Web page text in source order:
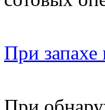
При запахе